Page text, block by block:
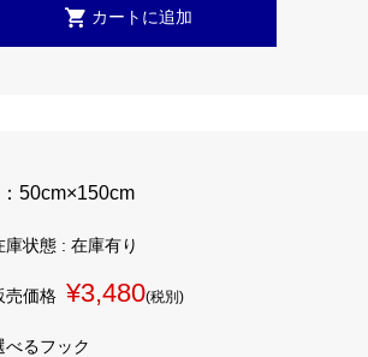
50cm×150cm
庫状態 : 在庫有り
売価格 ¥3,480(税別)
べるフック